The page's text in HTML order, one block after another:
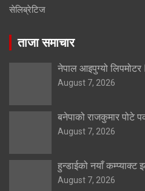
सेलिब्रेटिज
ताजा समाचार
नेपाल आइपुग्यो
August 7, 2026
बनेपाको राजकुमार पोटे
August 7, 2026
हुन्डाईको नयाँ कम्प्याक्ट
August 7, 2026